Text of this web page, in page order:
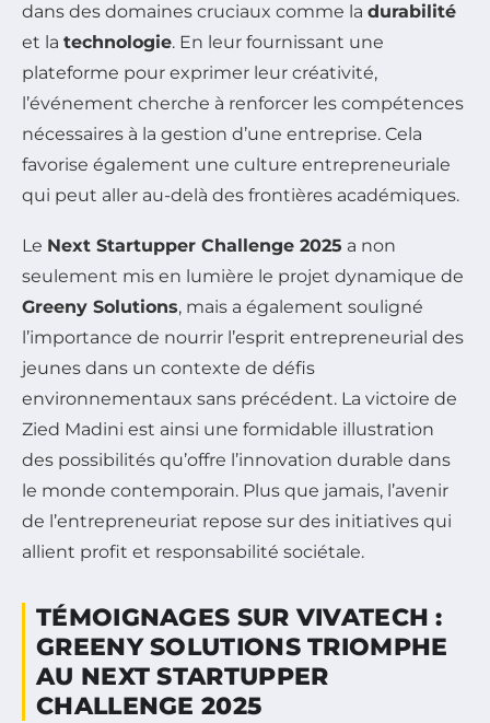
dans des domaines cruciaux comme la durabilité
et la technologie. En leur fournissant une
plateforme pour exprimer leur créativité,
l’événement cherche à renforcer les compétences
nécessaires à la gestion d’une entreprise. Cela
favorise également une culture entrepreneuriale
qui peut aller au-delà des frontières académiques.
Le Next Startupper Challenge 2025 a non
seulement mis en lumière le projet dynamique de
Greeny Solutions, mais a également souligné
l’importance de nourrir l’esprit entrepreneurial des
jeunes dans un contexte de défis
environnementaux sans précédent. La victoire de
Zied Madini est ainsi une formidable illustration
des possibilités qu’offre l’innovation durable dans
le monde contemporain. Plus que jamais, l’avenir
de l’entrepreneuriat repose sur des initiatives qui
allient profit et responsabilité sociétale.
TÉMOIGNAGES SUR VIVATECH :
GREENY SOLUTIONS TRIOMPHE
AU NEXT STARTUPPER
CHALLENGE 2025